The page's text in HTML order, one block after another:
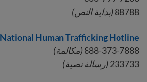
88788 (بداية النص)
National Human Trafficking Hotline
888-373-7888 (مكالمة)
233733 (رسالة نصية)